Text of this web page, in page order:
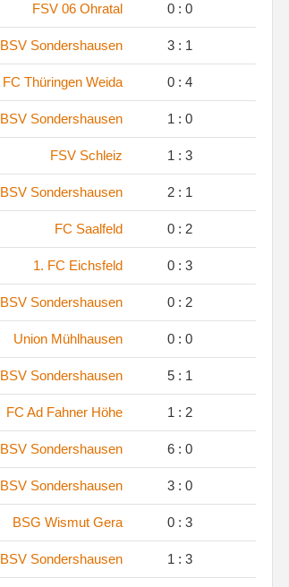
FSV 06 Ohratal 0 : 0
BSV Sondershausen 3 : 1
FC Thüringen Weida 0 : 4
BSV Sondershausen 1 : 0
FSV Schleiz 1 : 3
BSV Sondershausen 2 : 1
FC Saalfeld 0 : 2
1. FC Eichsfeld 0 : 3
BSV Sondershausen 0 : 2
Union Mühlhausen 0 : 0
BSV Sondershausen 5 : 1
FC Ad Fahner Höhe 1 : 2
BSV Sondershausen 6 : 0
BSV Sondershausen 3 : 0
BSG Wismut Gera 0 : 3
BSV Sondershausen 1 : 3